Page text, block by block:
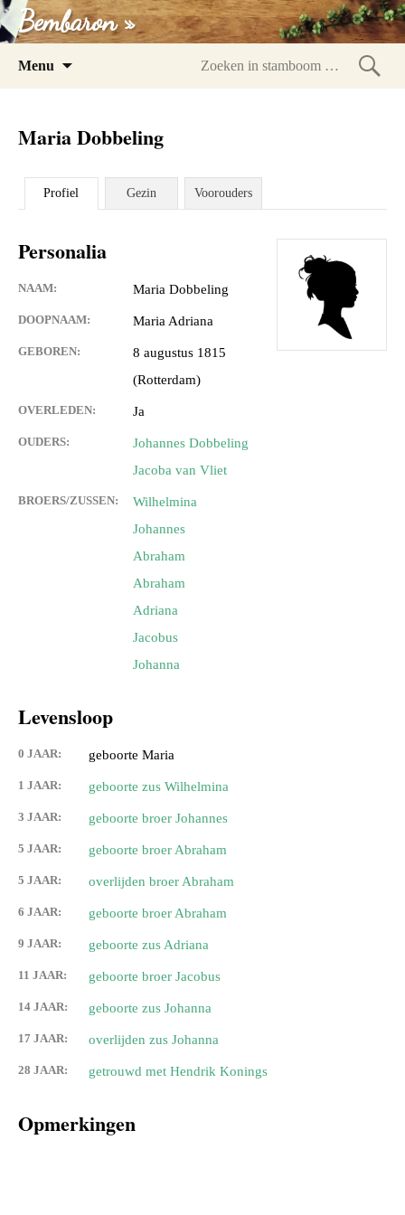
Bembaron »
Menu
Maria Dobbeling
Profiel Gezin Voorouders
Personalia
NAAM: Maria Dobbeling
DOOPNAAM: Maria Adriana
GEBOREN:
8 augustus 1815
(Rotterdam)
OVERLEDEN: Ja
OUDERS:
Johannes Dobbeling
Jacoba van Vliet
BROERS/ZUSSEN:
Wilhelmina
Johannes
Abraham
Abraham
Adriana
Jacobus
Johanna
Levensloop
0 JAAR: geboorte Maria
1 JAAR: geboorte zus Wilhelmina
3 JAAR: geboorte broer Johannes
5 JAAR: geboorte broer Abraham
5 JAAR: overlijden broer Abraham
6 JAAR: geboorte broer Abraham
9 JAAR: geboorte zus Adriana
11 JAAR: geboorte broer Jacobus
14 JAAR: geboorte zus Johanna
17 JAAR: overlijden zus Johanna
28 JAAR: getrouwd met Hendrik Konings
Opmerkingen